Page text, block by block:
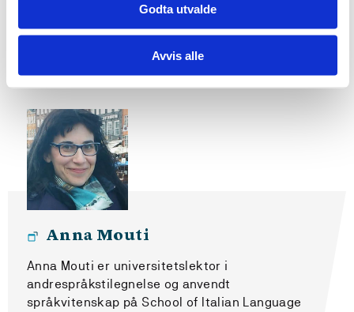
Godta utvalde
Avvis alle
Assosierte
prosjektmedlemmer
Anna Mouti
Anna Mouti er universitetslektor i
andrespråkstilegnelse og anvendt
språkvitenskap på School of Italian Language